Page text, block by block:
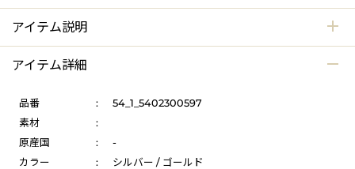
アイテム説明
アイテム詳細
品番 :
54_1_5402300597
素材
:
原産国
:
-
カラー
:
シルバー / ゴールド